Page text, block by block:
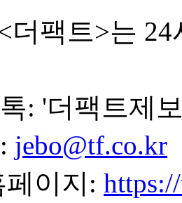
더팩트>는
: '더팩트제
jebo@tf.co.kr
페이지: